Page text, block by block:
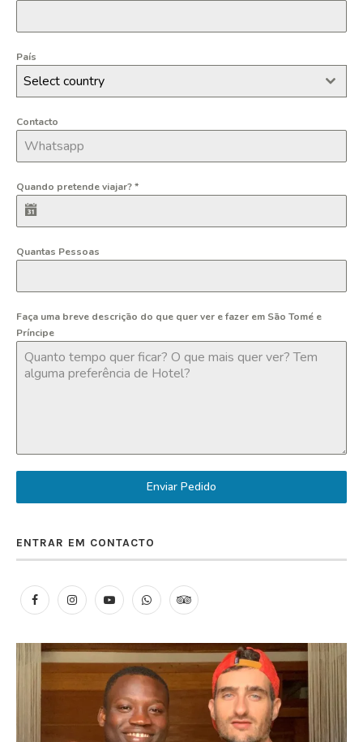
País
Select country
Contacto
Quando pretende viajar?*
Quantas Pessoas
Faça uma breve descrição do que quer ver e fazer em São Tomé e
Príncipe
Enviar Pedido
ENTRAR EM CONTACTO